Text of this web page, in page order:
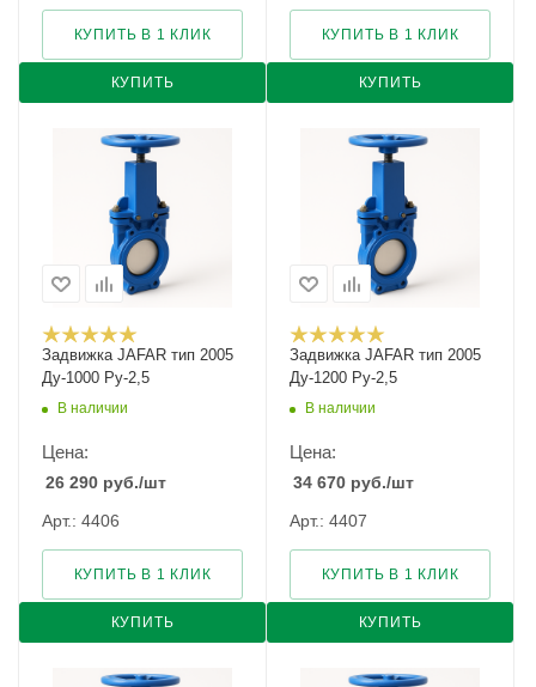
КУПИТЬ
КУПИТЬ В 1 КЛИК
КУПИТЬ
КУПИТЬ В 1 КЛИК
Задвижка JAFAR тип 2005
Ду-1000 Ру-2,5
В наличии
Цена:
26 290 руб./шт
Арт.: 4406
КУПИТЬ
КУПИТЬ В 1 КЛИК
Задвижка JAFAR тип 2005
Ду-1200 Ру-2,5
В наличии
Цена:
34 670 руб./шт
Арт.: 4407
КУПИТЬ
КУПИТЬ В 1 КЛИК